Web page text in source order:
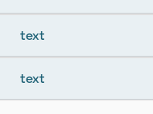
text
text